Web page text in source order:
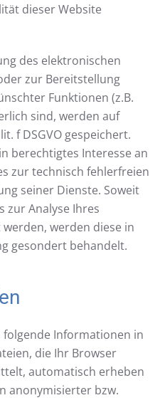
dieser Website
des elektronischen
zur Bereitstellung
Funktionen (z.B.
sind, werden auf
f DSGVO gespeichert.
berechtigtes Interesse an
zur technisch fehlerfreien
seiner Dienste. Soweit
zur Analyse Ihres
werden diese in
gesondert behandelt.
folgende Informationen in
die Ihr Browser
automatisch erheben
anonymisierter bzw.